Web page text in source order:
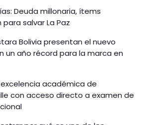
Deuda millonaria, ítems
salvar La Paz
Bolivia presentan el nuevo
un año récord para la marca en
académica de
con acceso directo a examen de